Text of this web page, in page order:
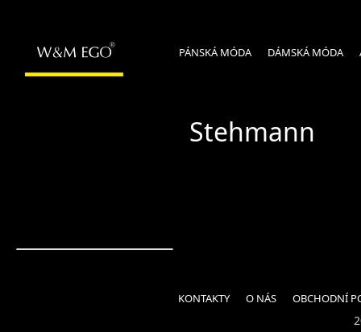
PÁNSKÁ MÓDA DÁMSKÁ MÓDA
Stehmann
KONTAKTY O NÁS OBCHODNÍ